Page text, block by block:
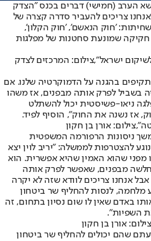
נשא הערב (חמישי) דברים בכנס ״הצדק
צריכים להעביר סדרה קצרה של
'חוק הנאשם', 'חוק הקלון',
שמונעת סחטנות של מפלגות
ישראל",צילום: המרכזים לצדק
תקיפים בהגנה על הדמוקרטיה שלנו. אם
בשביל לפרק אותה מבפנים, אז משהו
ניאו-פשיסטית יכול להשתלט
אז נשנה את החוק", הוסיף לפיד.
אורן בן חקון
ניסונות הרפורמה המשפטית
להצטרפות לממשלה: "יריב לוין יצא
שהוא האמין שהיא אפשרית. הוא
חלשה מבפנים, שאפשר לפרק אותה
אנחנו צריכים לוודא שזה לא יקרה
מלחמה, לנסות להחליף שר ביטחון
באדם שאין לו שום נסיון בתחום, זה
השפיות".
אורן בן חקון
שהם יכולים להחליף שר ביטחון